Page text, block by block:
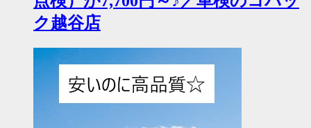
ク越谷店